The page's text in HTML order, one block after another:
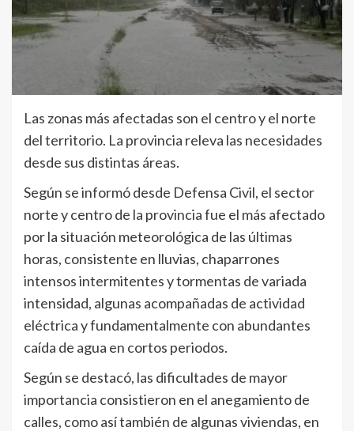
Las zonas más afectadas son el centro y el norte
del territorio. La provincia releva las necesidades
desde sus distintas áreas.
Según se informó desde Defensa Civil, el sector
norte y centro de la provincia fue el más afectado
por la situación meteorológica de las últimas
horas, consistente en lluvias, chaparrones
intensos intermitentes y tormentas de variada
intensidad, algunas acompañadas de actividad
eléctrica y fundamentalmente con abundantes
caída de agua en cortos periodos.
Según se destacó, las dificultades de mayor
importancia consistieron en el anegamiento de
calles, como así también de algunas viviendas, en